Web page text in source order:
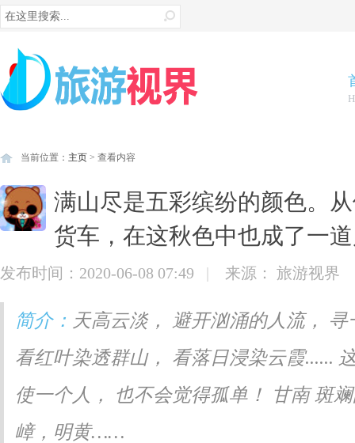
当前位置： 主页 > 查看内容
满山尽是五彩缤纷的颜色。
货车，在这秋色中也成了一
发布时间：2020-06-08 07:49 | 来源： 旅游视界
简介： 天高云淡， 避开汹涌的人流，
看红叶染透群山， 看落日浸染云霞......
使一个人， 也不会觉得孤单！ 甘南 斑
嶂，明黄……
，因“东方
张家界的“乾坤柱”垂直高差达150
米，
视觉视听